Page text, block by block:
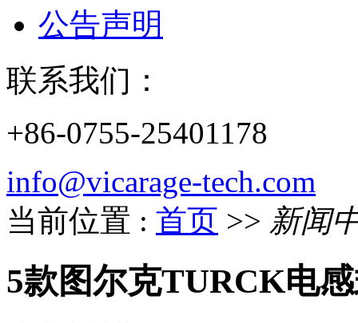
公告声明
联系我们：
+86-0755-25401178
info@vicarage-tech.com
当前位置 : 首页 >> 新闻
5款图尔克TURCK电